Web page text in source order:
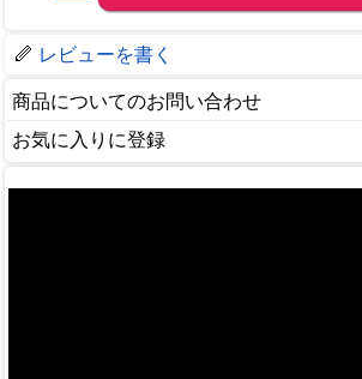
レビューを書く
商品についてのお問い合わせ
お気に入りに登録